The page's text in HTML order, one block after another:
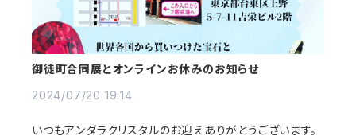
御徒町合同展とオンラインお休みのお知らせ
2024/07/20 19:14
いつもアンダラクリスタルのお迎えありがとうございます。